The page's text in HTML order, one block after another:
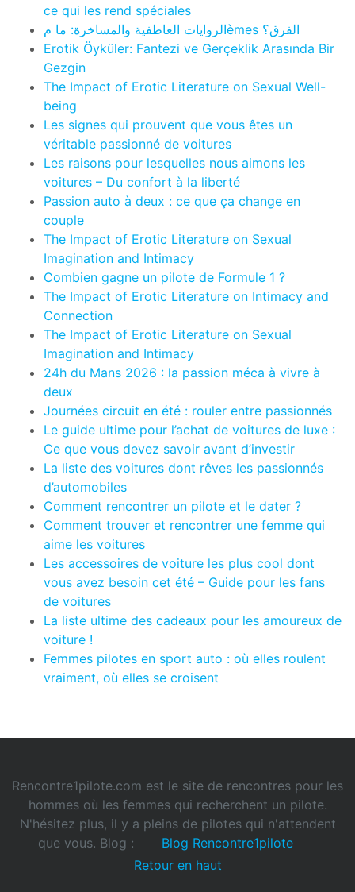
ce qui les rend spéciales
الروايات العاطفية والمساخرة: ما مèmes الفرق؟
Erotik Öyküler: Fantezi ve Gerçeklik Arasında Bir
Gezgin
The Impact of Erotic Literature on Sexual Well-
being
Les signes qui prouvent que vous êtes un
véritable passionné de voitures
Les raisons pour lesquelles nous aimons les
voitures – Du confort à la liberté
Passion auto à deux : ce que ça change en
couple
The Impact of Erotic Literature on Sexual
Imagination and Intimacy
Combien gagne un pilote de Formule 1 ?
The Impact of Erotic Literature on Intimacy and
Connection
The Impact of Erotic Literature on Sexual
Imagination and Intimacy
24h du Mans 2026 : la passion méca à vivre à
deux
Journées circuit en été : rouler entre passionnés
Le guide ultime pour l’achat de voitures de luxe :
Ce que vous devez savoir avant d’investir
La liste des voitures dont rêves les passionnés
d’automobiles
Comment rencontrer un pilote et le dater ?
Comment trouver et rencontrer une femme qui
aime les voitures
Les accessoires de voiture les plus cool dont
vous avez besoin cet été – Guide pour les fans
de voitures
La liste ultime des cadeaux pour les amoureux de
voiture !
Femmes pilotes en sport auto : où elles roulent
vraiment, où elles se croisent
Rencontre1pilote.com est le site de rencontres pour les
hommes où les femmes qui recherchent un pilote.
N'hésitez plus, il y a pleins de pilotes qui n'attendent
que vous. Blog :
Blog Rencontre1pilote
Retour en haut